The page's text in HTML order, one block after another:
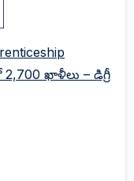
ఖాళీలు – డిగ్రీ